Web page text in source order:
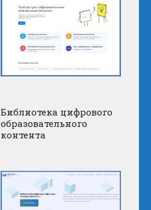
Библиотека цифрового
образовательного
контента